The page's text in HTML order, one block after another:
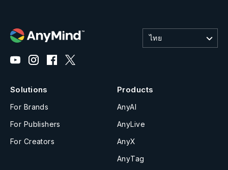
ไทย
Solutions
For Brands
For Publishers
For Creators
Products
AnyAI
AnyLive
AnyX
AnyTag